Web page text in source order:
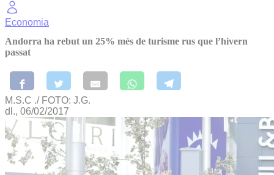
Economia
Andorra ha rebut un 25% més de turisme rus que l’hivern
passat
M.S.C ./ FOTO: J.G.
dl., 06/02/2017